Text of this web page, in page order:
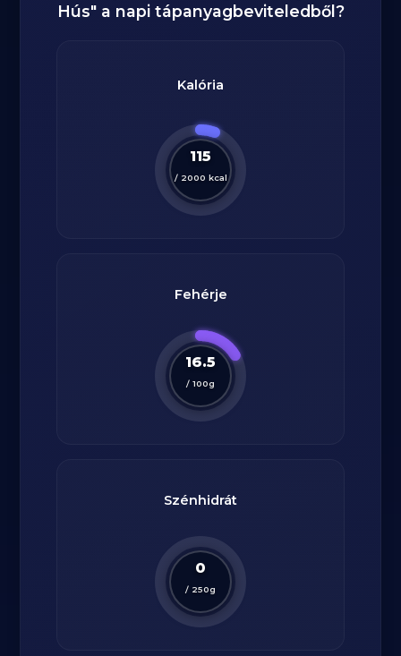
Hús" a napi tápanyagbeviteledből?
Kalória
115
/ 2000 kcal
Fehérje
16.5
/ 100g
Szénhidrát
0
/ 250g